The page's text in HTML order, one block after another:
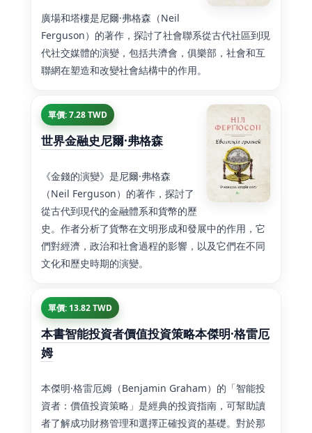
廣場和塔樓是尼爾·弗格森（Neil
Ferguson）的著作，探討了社會聯系從古代社區到現
代社交媒體的演變，包括共濟會，俱樂部，社會和互
聯網在塑造和改變社會結構中的作用。
單價: 7.28 TWD
世界金融史尼爾·弗格森
《金錢的演變》是尼爾·弗格森
（Neil Ferguson）的著作，探討了
從古代到現代的金融體系和貨幣的歷
史。作者分析了貨幣在文明形成和發展中的作用，它
們對經濟，政治和社會過程的影響，以及它們在不同
文化和歷史時期的演變。
單價: 13.82 TWD
本書智能投資者價值投資策略本傑明·格雷厄
姆
本傑明·格雷厄姆（Benjamin Graham）的「智能投
資者：價值投資策略」是經典的投資指南，可幫助讀
者了解成功財務管理和選擇正確投資的基礎。對於那